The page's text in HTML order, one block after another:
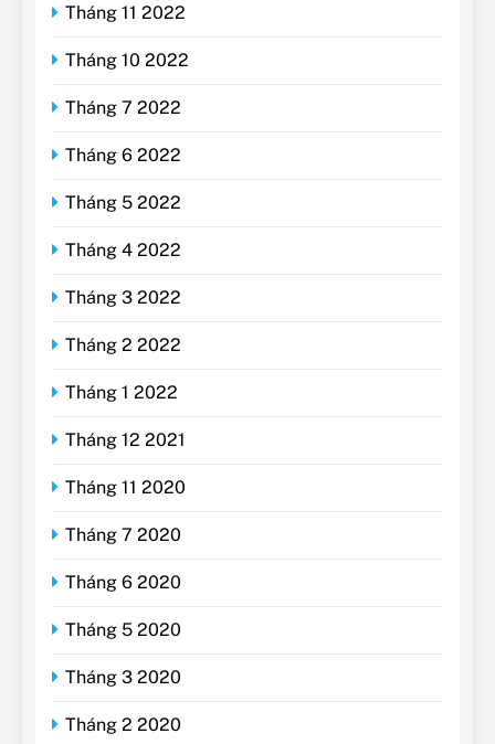
Tháng 11 2022
Tháng 10 2022
Tháng 7 2022
Tháng 6 2022
Tháng 5 2022
Tháng 4 2022
Tháng 3 2022
Tháng 2 2022
Tháng 1 2022
Tháng 12 2021
Tháng 11 2020
Tháng 7 2020
Tháng 6 2020
Tháng 5 2020
Tháng 3 2020
Tháng 2 2020